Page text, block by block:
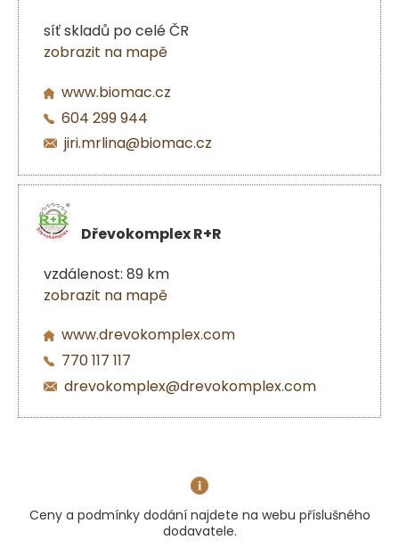
síť skladů po celé ČR
zobrazit na mapě
www.biomac.cz
604 299 944
jiri.mrlina@biomac.cz
Dřevokomplex R+R
vzdálenost: 89 km
zobrazit na mapě
www.drevokomplex.com
770 117 117
drevokomplex@drevokomplex.com
Ceny a podmínky dodání najdete na webu příslušného
dodavatele.